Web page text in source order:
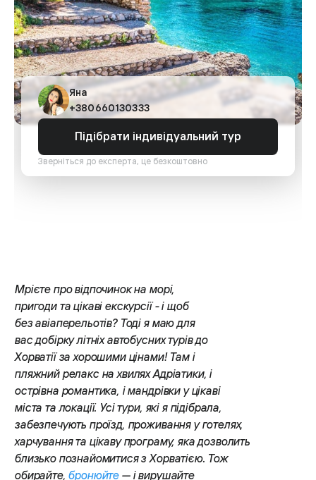
Яна
+380660130333
Підібрати індивідуальний тур
Зверніться до експерта, це безкоштовно
Мрієте про відпочинок на морі,
пригоди та цікаві екскурсії - і щоб
без авіаперельотів? Тоді я маю для
вас добірку літніх автобусних турів до
Хорватії за хорошими цінами! Там і
пляжний релакс на хвилях Адріатики, і
острівна романтика, і мандрівки у цікаві
міста та локації. Усі тури, які я підібрала,
забезпечують проїзд, проживання у готелях,
харчування та цікаву програму, яка дозволить
близько познайомитися з Хорватією. Тож
обирайте, бронюйте— і вирушайте